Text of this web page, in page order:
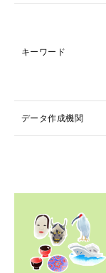
キーワード
データ作成機関